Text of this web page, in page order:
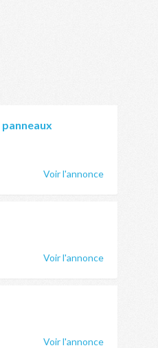
Voir l'annonce
Voir l'annonce
Voir l'annonce